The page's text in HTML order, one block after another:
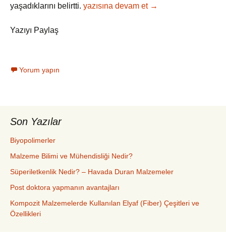
yaşadıklarını belirtti. Kompozit
yazısına devam et →
Yazıyı Paylaş
Yorum yapın
Son Yazılar
Biyopolimerler
Malzeme Bilimi ve Mühendisliği Nedir?
Süperiletkenlik Nedir? – Havada Duran Malzemeler
Post doktora yapmanın avantajları
Kompozit Malzemelerde Kullanılan Elyaf (Fiber) Çeşitleri ve
Özellikleri